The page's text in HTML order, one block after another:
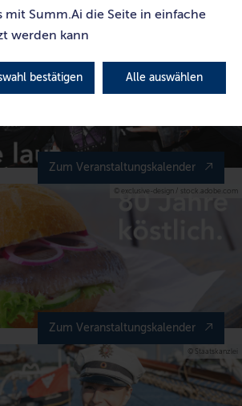
mit Summ.Ai die Seite in einfache
werden kann
bestätigen Alle auswählen
Zum Veranstaltungskalender
Zum Veranstaltungskalender
© exclusive-design / stock.adobe.com
Zum Veranstaltungskalender
© Staatskanzlei